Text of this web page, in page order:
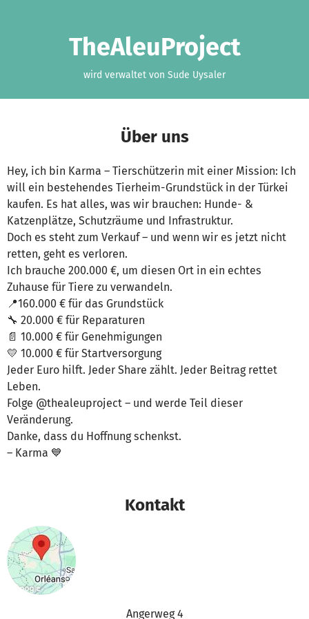
TheAleuProject
wird verwaltet von Sude Uysaler
Über uns
Hey, ich bin Karma – Tierschützerin mit einer Mission: Ich
will ein bestehendes Tierheim-Grundstück in der Türkei
kaufen. Es hat alles, was wir brauchen: Hunde- &
Katzenplätze, Schutzräume und Infrastruktur.
Doch es steht zum Verkauf – und wenn wir es jetzt nicht
retten, geht es verloren.
Ich brauche 200.000 €, um diesen Ort in ein echtes
Zuhause für Tiere zu verwandeln.
📍160.000 € für das Grundstück
🔧 20.000 € für Reparaturen
📄 10.000 € für Genehmigungen
💛 10.000 € für Startversorgung
Jeder Euro hilft. Jeder Share zählt. Jeder Beitrag rettet
Leben.
Folge @thealeuproject – und werde Teil dieser
Veränderung.
Danke, dass du Hoffnung schenkst.
– Karma 💙
Kontakt
Angerweg 4